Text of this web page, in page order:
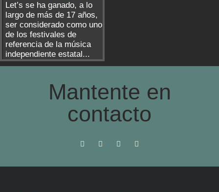
Let’s se ha ganado, a lo
largo de más de 17 años,
ser considerado como uno
de los festivales de
referencia de la música
independiente estatal...
Mantente en
contacto